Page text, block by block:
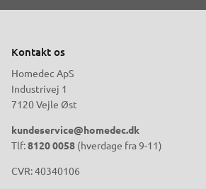
Kontakt os
Homedec ApS
Industrivej 1
7120 Vejle Øst
kundeservice@homedec.dk
Tlf:8120 0058 (hverdage fra 9-11)
CVR: 40340106